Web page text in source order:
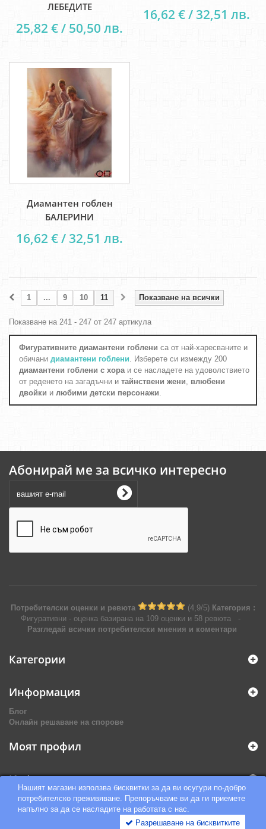
Нашият магазин използва бисквитки за да ви осугури по-добро
потребителско преживяване. Препоръчваме ви да ги приемете
напълно за да се насладите на работата с нас.
Разрешаване на бисквитките
ЛЕБЕДИТЕ
25,82 € / 50,50 лв.
16,62 € / 32,51 лв.
Диамантен гоблен
БАЛЕРИНИ
16,62 € / 32,51 лв.
Показване на всички
1 ... 9 10 11
Показване на 241 - 247 от 247 артикула
Фигуративните диамантени гоблени са от най-харесваните и
обичани диамантени гоблени. Изберете си измежду 200
диамантени гоблени с хораи се насладете на удоволствието
от реденето на загадъчни и тайнствени жени, влюбени
двойки и любими детски персонажи.
Абонирай ме за всичко интересно
Потребителски оценки и ревюта (4,9/5) Категория :
Фигуративни - оценка базирана на 109 оценки и 58 ревюта
-
Разгледай всички потребителски мнения и коментари
Категории
Информация
Блог
Онлайн решаване на спорове
Моят профил
Информация за магазина